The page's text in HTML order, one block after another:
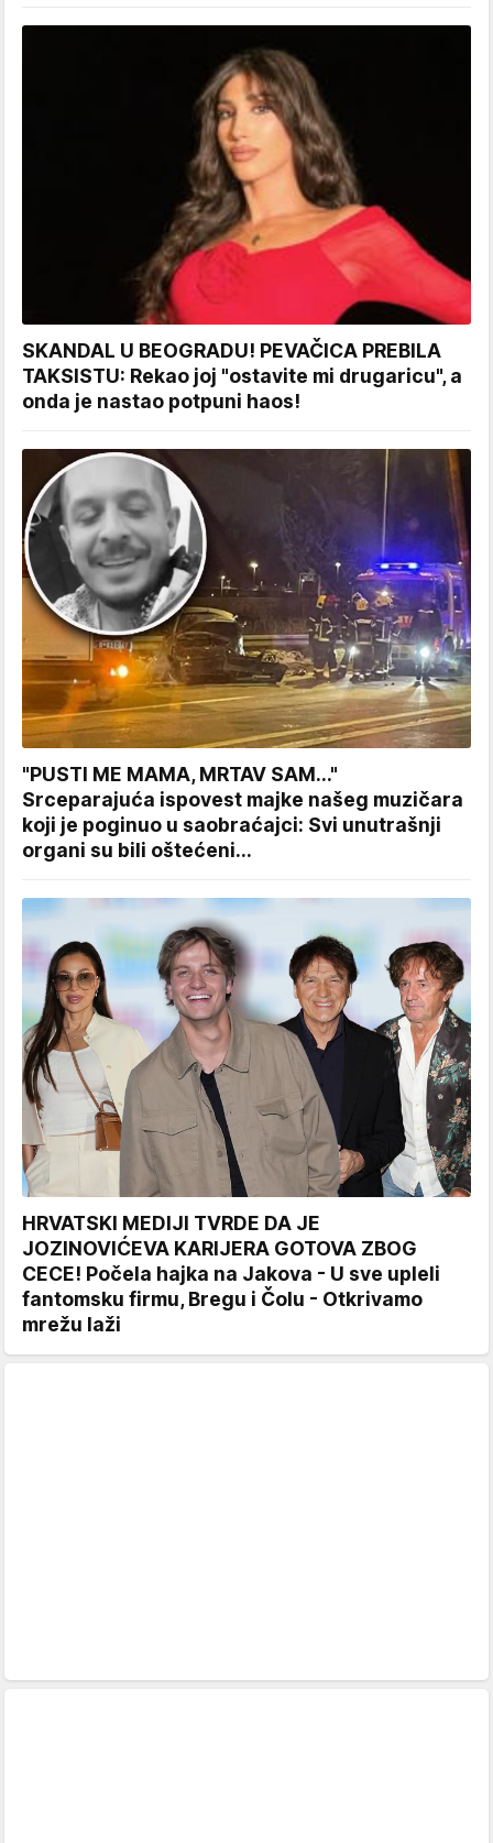
SKANDAL U BEOGRADU! PEVAČICA PREBILA
TAKSISTU: Rekao joj "ostavite mi drugaricu", a
onda je nastao potpuni haos!
"PUSTI ME MAMA, MRTAV SAM..."
Srceparajuća ispovest majke našeg muzičara
koji je poginuo u saobraćajci: Svi unutrašnji
organi su bili oštećeni...
HRVATSKI MEDIJI TVRDE DA JE
JOZINOVIĆEVA KARIJERA GOTOVA ZBOG
CECE! Počela hajka na Jakova - U sve upleli
fantomsku firmu, Bregu i Čolu - Otkrivamo
mrežu laži